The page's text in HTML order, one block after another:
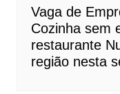
Vaga de
Cozinha sem
restaurante
região nesta